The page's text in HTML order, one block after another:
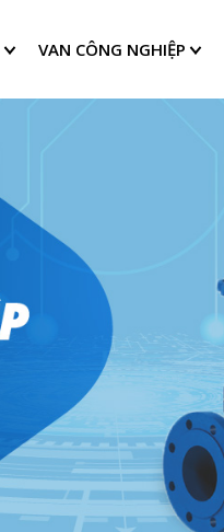
VAN CÔNG NGHIỆP